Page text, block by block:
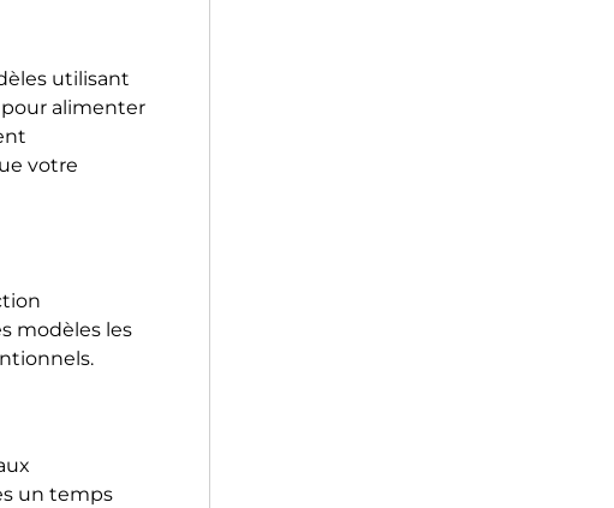
utilisant
alimenter
votre
modèles les
un temps